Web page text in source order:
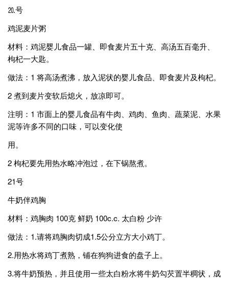
⒛号
鸡泥麦片粥
材料：鸡泥婴儿食品一罐、即食麦片五十克、高汤五百毫升、
枸杞一大匙。
做法：1 将高汤煮沸，放入泥状的婴儿食品、即食麦片及枸杞。
2 煮到麦片变软后熄火，放凉即可。
注明：1 市面上的婴儿食品有牛肉、鸡肉、鱼肉、蔬菜泥、水果
泥等许多不同的口味，可以变化使
用。
2 枸杞要先用热水略冲泡过，在下锅熬煮。
21号
牛奶伴鸡胸
材料：鸡胸肉 100克 鲜奶 100c.c. 太白粉 少许
做法：1.请将鸡胸肉切成1.5公分立方大小鸡丁。
2.用热水将鸡丁煮熟，铺在狗狗进食的盘子上。
3.将牛奶预热，并且使用一些太白粉水将牛奶勾芡置半稠状，成